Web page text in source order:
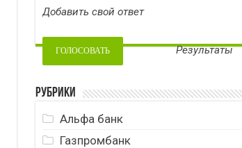
Добавить свой ответ
Результаты
Рубрики
Альфа банк
Газпромбанк